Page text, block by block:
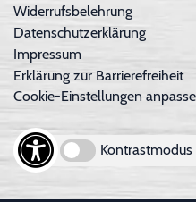
Widerrufsbelehrung
Datenschutzerklärung
Impressum
Erklärung zur Barrierefreiheit
Cookie-Einstellungen
Kontrastmodus